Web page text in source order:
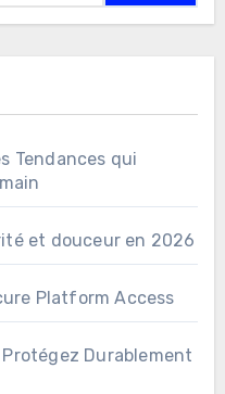
Tendances qui
et douceur en 2026
Platform Access
Durablement